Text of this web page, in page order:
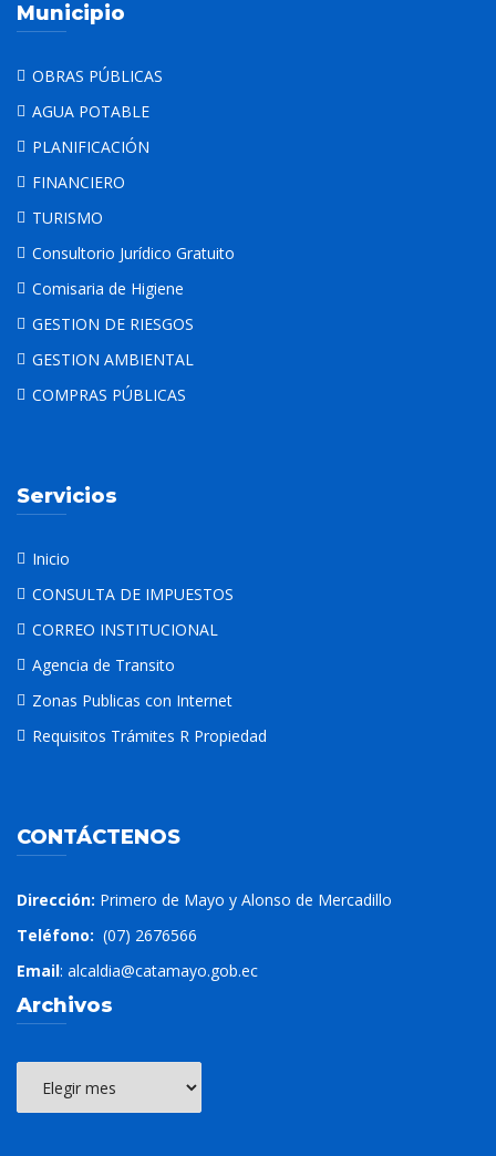
Municipio
OBRAS PÚBLICAS
AGUA POTABLE
PLANIFICACIÓN
FINANCIERO
TURISMO
Consultorio Jurídico Gratuito
Comisaria de Higiene
GESTION DE RIESGOS
GESTION AMBIENTAL
COMPRAS PÚBLICAS
Servicios
Inicio
CONSULTA DE IMPUESTOS
CORREO INSTITUCIONAL
Agencia de Transito
Zonas Publicas con Internet
Requisitos Trámites R Propiedad
CONTÁCTENOS
Dirección: Primero de Mayo y Alonso de Mercadillo
Teléfono: (07) 2676566
Email: alcaldia@catamayo.gob.ec
Archivos